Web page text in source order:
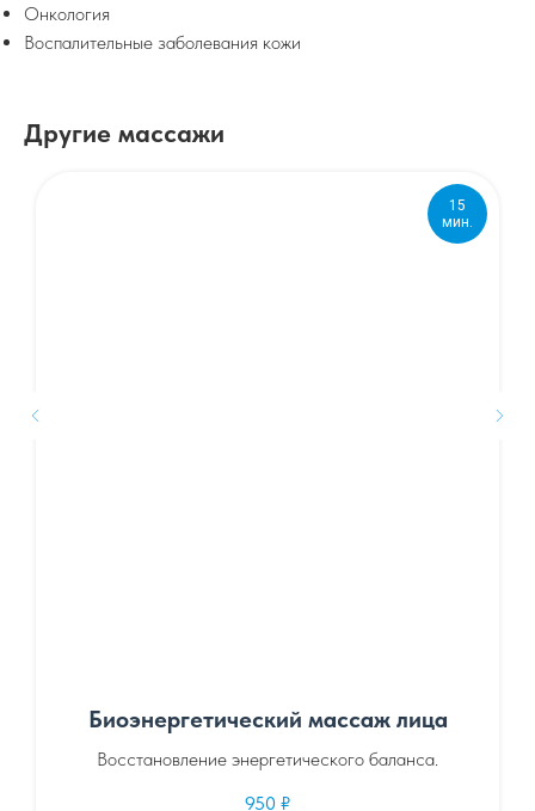
Онкология
Воспалительные заболевания кожи
Другие массажи
15
мин.
Биоэнергетический массаж лица
Восстановление энергетического баланса.
950 ₽